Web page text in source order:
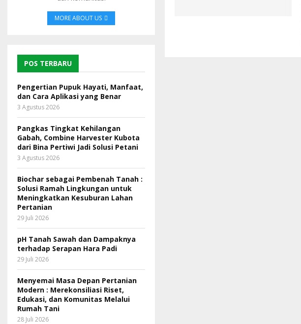
MORE ABOUT US
POS TERBARU
Pengertian Pupuk Hayati, Manfaat,
dan Cara Aplikasi yang Benar
3 Agustus 2026
Pangkas Tingkat Kehilangan
Gabah, Combine Harvester Kubota
dari Bina Pertiwi Jadi Solusi Petani
3 Agustus 2026
Biochar sebagai Pembenah Tanah :
Solusi Ramah Lingkungan untuk
Meningkatkan Kesuburan Lahan
Pertanian
29 Juli 2026
pH Tanah Sawah dan Dampaknya
terhadap Serapan Hara Padi
29 Juli 2026
Menyemai Masa Depan Pertanian
Modern : Merekonsiliasi Riset,
Edukasi, dan Komunitas Melalui
Rumah Tani
28 Juli 2026